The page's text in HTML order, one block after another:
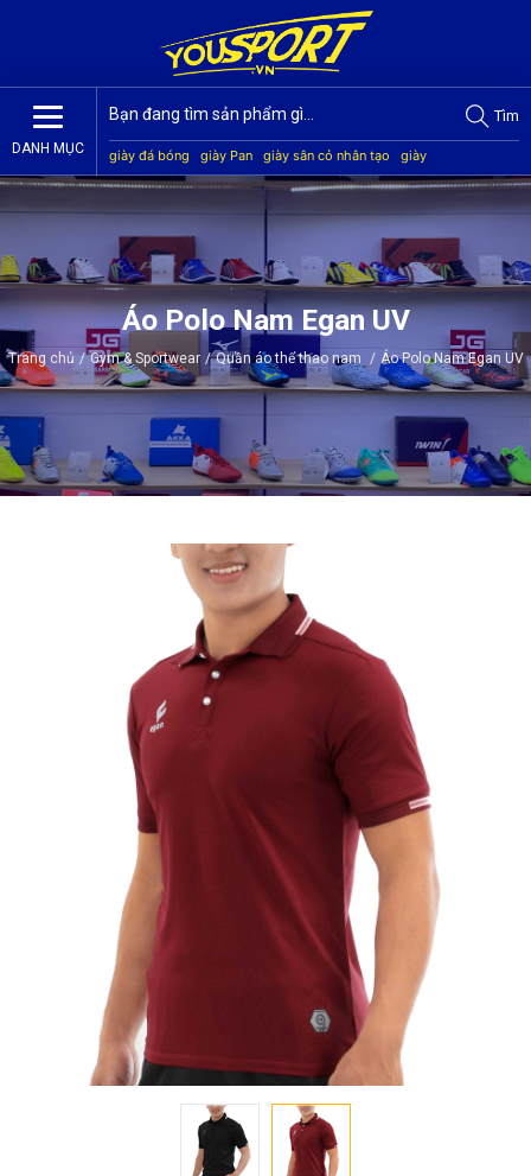
DANH MỤC
Tìm
giày đá bóng giày Pan giày sân cỏ nhân tạo
giày
Jogarbola
giày Mitre giày Akka quần áo bóng đá
giày
Áo Polo Nam Egan UV
Trang chủ / Gym & Sportwear / Quần áo thể thao nam / Áo Polo Nam Egan UV